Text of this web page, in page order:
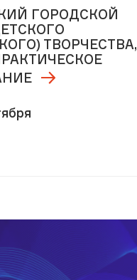
ГОРОДСКОЙ
ТВОРЧЕСТВА,